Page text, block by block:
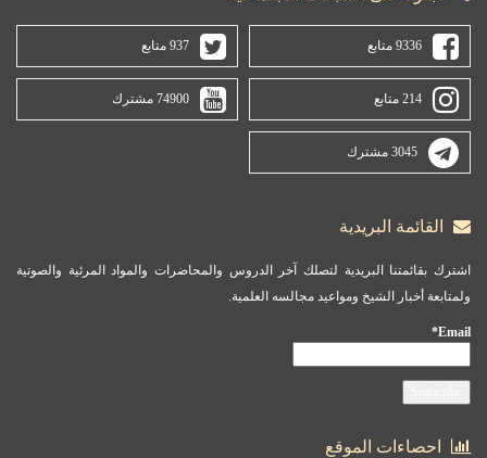
9336 متابع 937 متابع
214 متابع 74900 مشترك
3045 مشترك
القائمة البريدية
اشترك بقائمتنا البريدية لتصلك آخر الدروس والمحاضرات والمواد المرئية والصوتية
ولمتابعة أخبار الشيخ ومواعيد مجالسه العلمية.
Email*
احصاءات الموقع